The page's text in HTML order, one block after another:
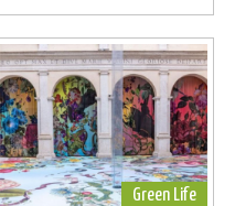
Green Life